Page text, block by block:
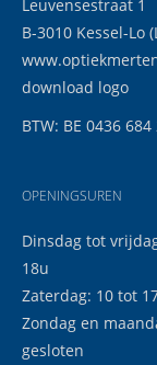
Leuvensestraat 1
B-3010 Kessel-Lo
download logo
BTW: BE 0436 684
OPENINGSUREN
Dinsdag tot
18u
Zaterdag: 10 tot
Zondag en
gesloten